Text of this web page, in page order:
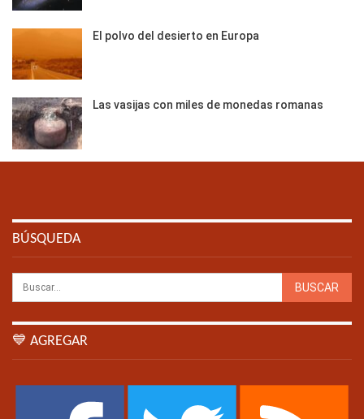
El polvo del desierto en Europa
Las vasijas con miles de monedas romanas
BÚSQUEDA
💙 AGREGAR